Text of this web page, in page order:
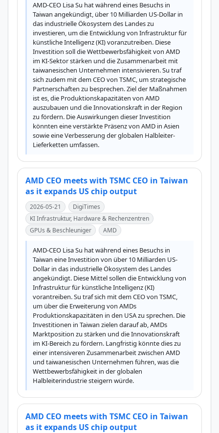
AMD-CEO Lisa Su hat während eines Besuchs in
Taiwan angekündigt, über 10 Milliarden US-Dollar in
das industrielle Ökosystem des Landes zu
investieren, um die Entwicklung von Infrastruktur für
künstliche Intelligenz (KI) voranzutreiben. Diese
Investition soll die Wettbewerbsfähigkeit von AMD
im KI-Sektor stärken und die Zusammenarbeit mit
taiwanesischen Unternehmen intensivieren. Su traf
sich zudem mit dem CEO von TSMC, um strategische
Partnerschaften zu besprechen. Ziel der Maßnahmen
ist es, die Produktionskapazitäten von AMD
auszubauen und die Innovationskraft in der Region
zu fördern. Die Auswirkungen dieser Investition
könnten eine verstärkte Präsenz von AMD in Asien
sowie eine Verbesserung der globalen Halbleiter-
Lieferketten umfassen.
AMD CEO meets with TSMC CEO in Taiwan
as it expands US chip output
2026-05-21
DigiTimes
KI Infrastruktur, Hardware & Rechenzentren
GPUs & Beschleuniger
AMD
AMD-CEO Lisa Su hat während eines Besuchs in
Taiwan eine Investition von über 10 Milliarden US-
Dollar in das industrielle Ökosystem des Landes
angekündigt. Diese Mittel sollen die Entwicklung von
Infrastruktur für künstliche Intelligenz (KI)
vorantreiben. Su traf sich mit dem CEO von TSMC,
um über die Erweiterung von AMDs
Produktionskapazitäten in den USA zu sprechen. Die
Investitionen in Taiwan zielen darauf ab, AMDs
Marktposition zu stärken und die Innovationskraft
im KI-Bereich zu fördern. Langfristig könnte dies zu
einer intensiveren Zusammenarbeit zwischen AMD
und taiwanesischen Unternehmen führen, was die
Wettbewerbsfähigkeit in der globalen
Halbleiterindustrie steigern würde.
AMD CEO meets with TSMC CEO in Taiwan
as it expands US chip output